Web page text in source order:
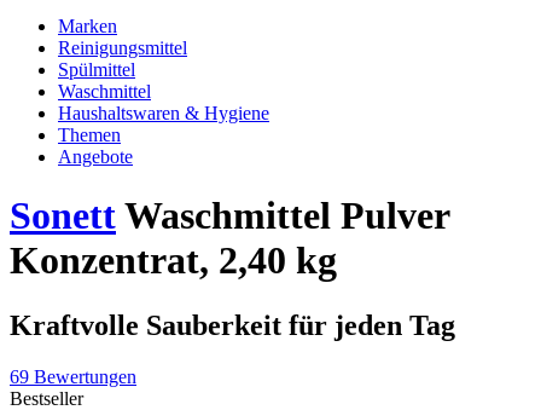
Marken
Reinigungsmittel
Spülmittel
Waschmittel
Haushaltswaren & Hygiene
Themen
Angebote
SonettWaschmittel Pulver
Konzentrat, 2,40 kg
Kraftvolle Sauberkeit für jeden Tag
69 Bewertungen
Bestseller